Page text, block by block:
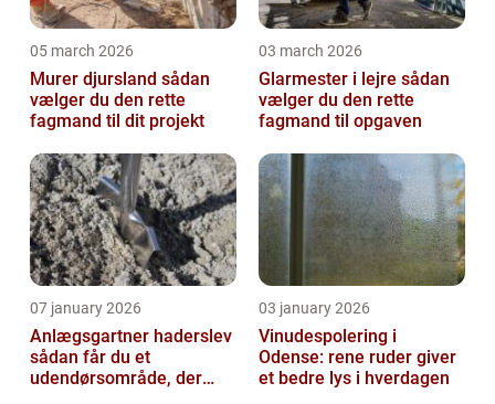
05 march 2026
Murer djursland sådan
vælger du den rette
fagmand til dit projekt
03 march 2026
Glarmester i lejre sådan
vælger du den rette
fagmand til opgaven
07 january 2026
Anlægsgartner haderslev
sådan får du et
udendørsområde, der
03 january 2026
Vinudespolering i
Odense: rene ruder giver
et bedre lys i hverdagen